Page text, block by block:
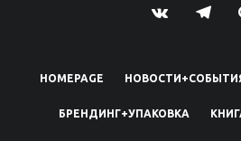
HOMEPAGE
БРЕНДИНГ+УПАКОВКА